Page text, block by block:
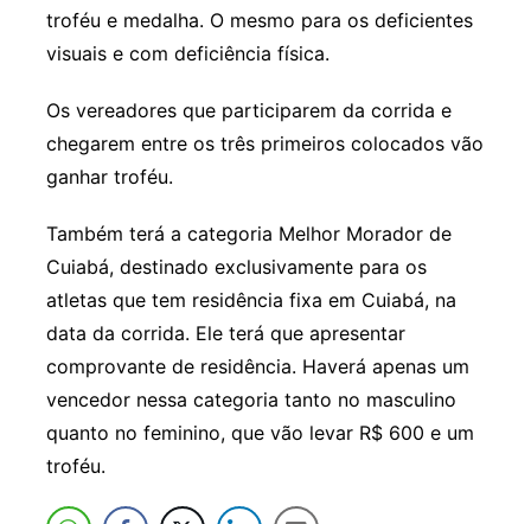
troféu e medalha. O mesmo para os deficientes
visuais e com deficiência física.
Os vereadores que participarem da corrida e
chegarem entre os três primeiros colocados vão
ganhar troféu.
Também terá a categoria Melhor Morador de
Cuiabá, destinado exclusivamente para os
atletas que tem residência fixa em Cuiabá, na
data da corrida. Ele terá que apresentar
comprovante de residência. Haverá apenas um
vencedor nessa categoria tanto no masculino
quanto no feminino, que vão levar R$ 600 e um
troféu.